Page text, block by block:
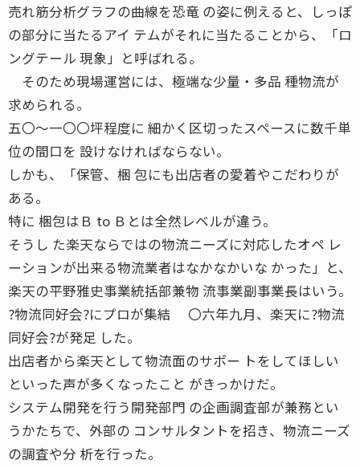
売れ筋分析グラフの曲線を恐竜 の姿に例えると、しっぽ
の部分に当たるアイ テムがそれに当たることから、「ロ
ングテール 現象」と呼ばれる。
そのため現場運営には、極端な少量・多品 種物流が
求められる。
五〇〜一〇〇坪程度に 細かく区切ったスペースに数千単
位の間口を 設けなければならない。
しかも、「保管、梱 包にも出店者の愛着やこだわりが
ある。
特に 梱包はＢ to Ｂとは全然レベルが違う。
そうし た楽天ならではの物流ニーズに対応したオペ レ
ーションが出来る物流業者はなかなかいな かった」と、
楽天の平野雅史事業統括部兼物 流事業副事業長はいう。
?物流同好会?にプロが集結 〇六年九月、楽天に?物流
同好会?が発足 した。
出店者から楽天として物流面のサポー トをしてほしい
といった声が多くなったこと がきっかけだ。
システム開発を行う開発部門 の企画調査部が兼務とい
うかたちで、外部の コンサルタントを招き、物流ニーズ
の調査や分 析を行った。